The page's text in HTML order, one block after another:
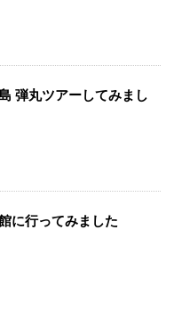
弾丸ツアーしてみまし
に行ってみました